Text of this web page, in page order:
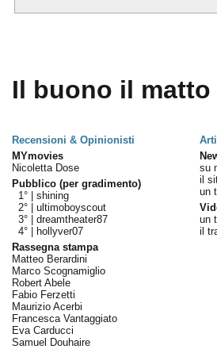
Il buono il
Recensioni & Opinionisti
MYmovies
Nicoletta Dose
Pubblico (per gradimento)
1° | shining
2° | ultimoboyscout
3° | dreamtheater87
4° |
hollyver07
Rassegna stampa
Matteo Berardini
Marco Scognamiglio
Robert Abele
Fabio Ferzetti
Maurizio Acerbi
Francesca Vantaggiato
Eva Carducci
Samuel Douhaire
su
il
un
un
il